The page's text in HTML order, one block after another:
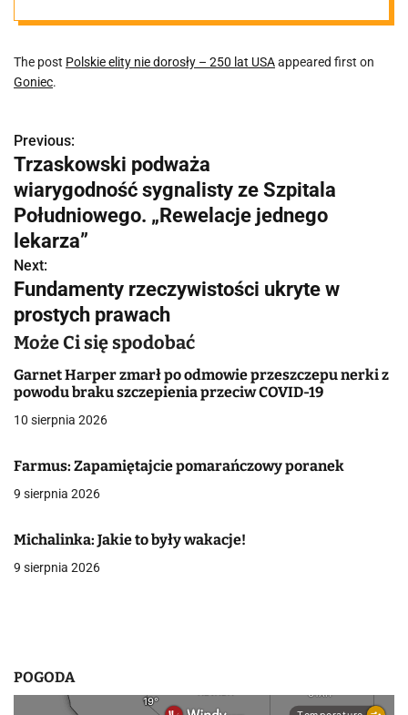
The post Polskie elity nie dorosły – 250 lat USAappeared first on
Goniec.
N
a
w
i
g
a
c
j
a
w
p
s
Previous:
Trzaskowski podważa
wiarygodność sygnalisty ze Szpitala
Południowego. „Rewelacje jednego
lekarza”
Next:
Fundamenty rzeczywistości ukryte w
prostych prawach
Może Ci się spodobać
Garnet Harper zmarł po odmowie przeszczepu nerki z
powodu braku szczepienia przeciw COVID-19
10 sierpnia 2026
Farmus: Zapamiętajcie pomarańczowy poranek
9 sierpnia 2026
Michalinka: Jakie to były wakacje!
9 sierpnia 2026
POGODA